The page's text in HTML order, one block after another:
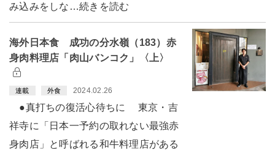
み込みをしな…続きを読む
海外日本食 成功の分水嶺（183）赤
身肉料理店「肉山バンコク」〈上〉
連載 外食 2024.02.26
●真打ちの復活心待ちに 東京・吉
祥寺に「日本一予約の取れない最強赤
身肉店」と呼ばれる和牛料理店がある